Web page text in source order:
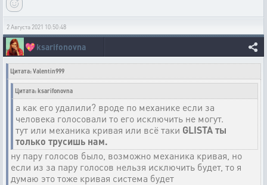
2 Августа 2021 10:50:48
💖ksarifonovna
Цитата: Valentin999
Цитата: ksarifonovna
а как его удалили? вроде по механике если за
человека голосовали то его исключить не могут.
тут или механика кривая или всё таки GLISTA ты
только трусишь нам.
ну пару голосов было, возможно механика кривая, но
если из за пару голосов нельзя исключить будет, то я
думаю это тоже кривая система будет